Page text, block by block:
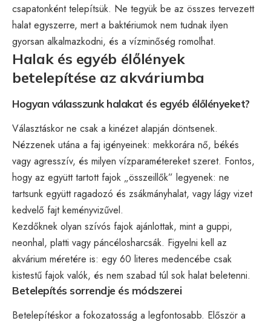
csapatonként telepítsük. Ne tegyük be az összes tervezett
halat egyszerre, mert a baktériumok nem tudnak ilyen
gyorsan alkalmazkodni, és a vízminőség romolhat.
Halak és egyéb élőlények
betelepítése az akváriumba
Hogyan válasszunk halakat és egyéb élőlényeket?
Választáskor ne csak a kinézet alapján döntsenek.
Nézzenek utána a faj igényeinek: mekkorára nő, békés
vagy agresszív, és milyen vízparamétereket szeret. Fontos,
hogy az együtt tartott fajok „összeillők” legyenek: ne
tartsunk együtt ragadozó és zsákmányhalat, vagy lágy vizet
kedvelő fajt keményvizűvel.
Kezdőknek olyan szívós fajok ajánlottak, mint a guppi,
neonhal, platti vagy páncélosharcsák. Figyelni kell az
akvárium méretére is: egy 60 literes medencébe csak
kistestű fajok valók, és nem szabad túl sok halat beletenni.
Betelepítés sorrendje és módszerei
Betelepítéskor a fokozatosság a legfontosabb. Először a